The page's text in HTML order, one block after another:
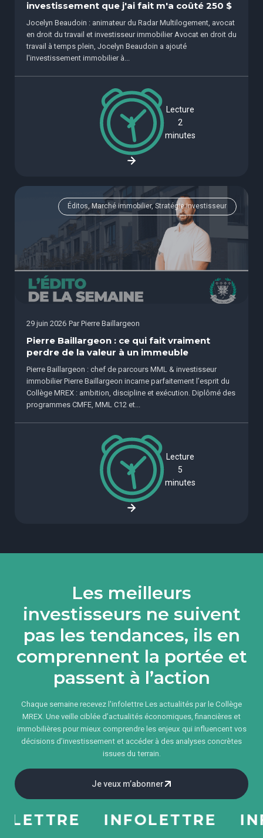
investissement que j'ai fait m'a coûté 250 $
Jocelyn Beaudoin : animateur du Radar Multilogement, avocat
en droit du travail et investisseur immobilier Avocat en droit du
travail à temps plein, Jocelyn Beaudoin a ajouté
l'investissement immobilier à...
Lecture
2
minutes
Éditos, Marché immobilier, Stratégie investisseur
29 juin 2026 Par Pierre Baillargeon
Pierre Baillargeon : ce qui fait vraiment
perdre de la valeur à un immeuble
Pierre Baillargeon : chef de parcours MML & investisseur
immobilier Pierre Baillargeon incarne parfaitement l’esprit du
Collège MREX : ambition, discipline et exécution. Diplômé des
programmes CMFE, MML C12 et...
Lecture
5
minutes
Les meilleurs
investisseurs ne suivent
pas les tendances, ils en
comprennent la portée et
passent à l’action
Chaque semaine recevez l'infolettre Les actualités par le Collège
MREX. Une veille ciblée d’actualités économiques, financières et
immobilières pour mieux comprendre les enjeux qui influencent vos
décisions d’investissement et accéder à des analyses concrètes
issues du terrain.
Je veux m’abonner
INFOLETTRE